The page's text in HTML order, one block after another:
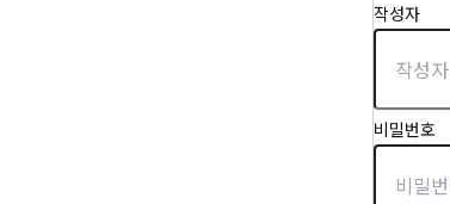
작성자
비밀번호